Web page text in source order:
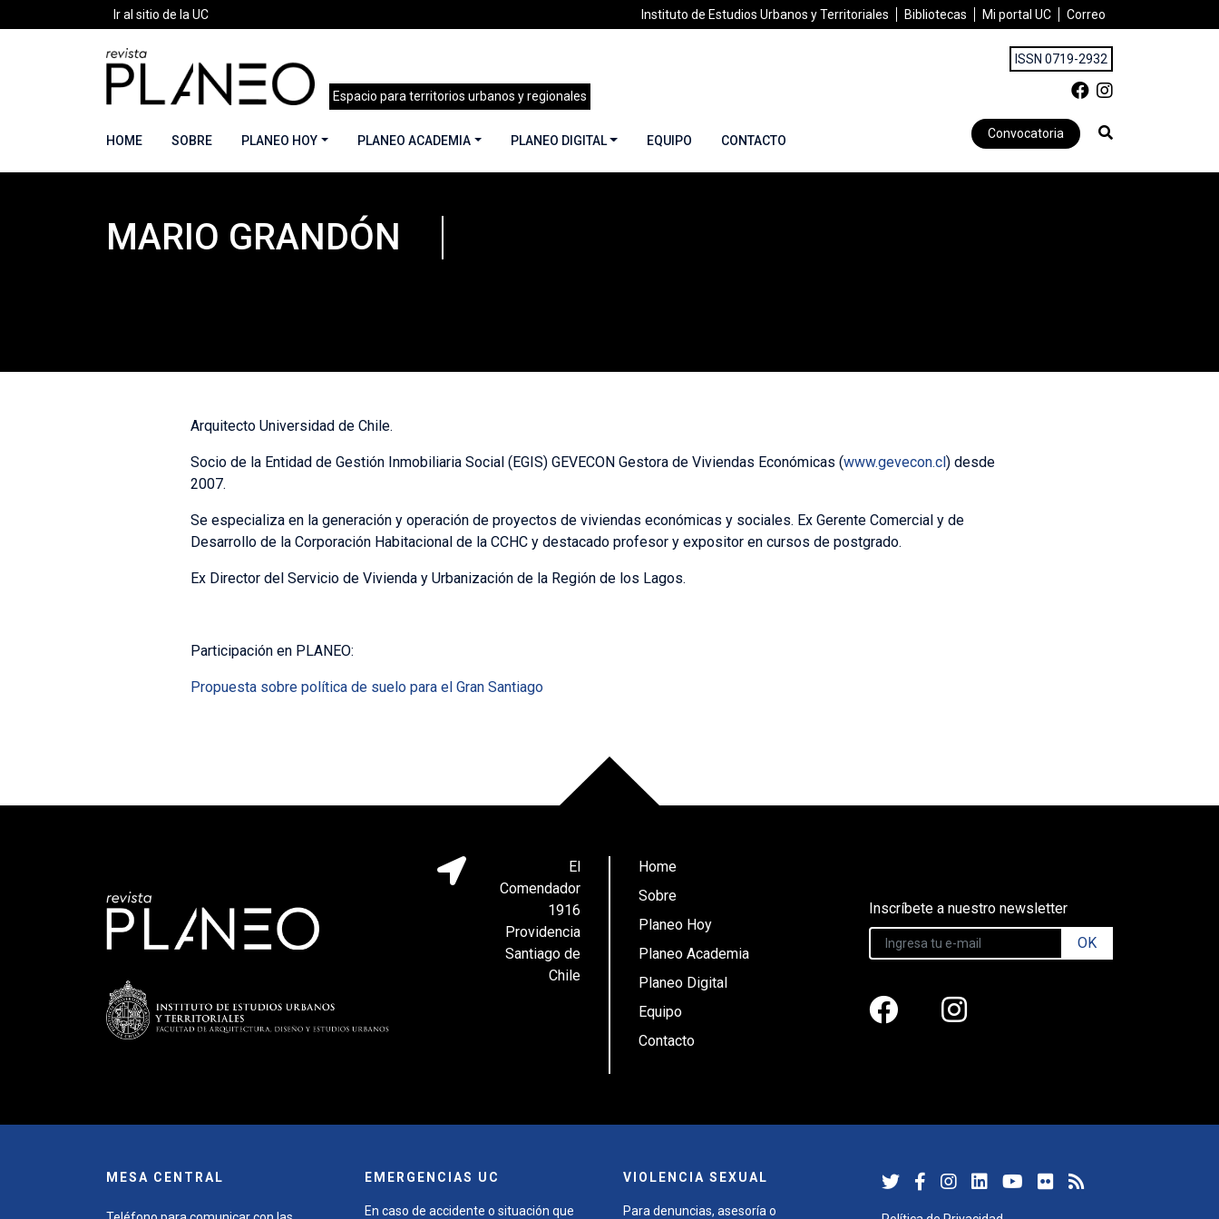
Ir al sitio de la UC Instituto de Estudios Urbanos y Territoriales Bibliotecas Mi portal UC Correo
Espacio para territorios urbanos y regionales
ISSN 0719-2932
HOME SOBRE PLANEO HOY PLANEO ACADEMIA PLANEO DIGITAL EQUIPO CONTACTO Convocatoria
Portada »Planeo Hoy»COLABORADORES » Mario Grandón
MARIO GRANDÓN
Arquitecto Universidad de Chile.
Socio de la Entidad de Gestión Inmobiliaria Social (EGIS) GEVECON Gestora de Viviendas Económicas (www.gevecon.cl) desde
2007.
Se especializa en la generación y operación de proyectos de viviendas económicas y sociales. Ex Gerente Comercial y de
Desarrollo de la Corporación Habitacional de la CCHC y destacado profesor y expositor en cursos de postgrado.
Ex Director del Servicio de Vivienda y Urbanización de la Región de los Lagos.
Participación en PLANEO:
Propuesta sobre política de suelo para el Gran Santiago
El
Comendador
1916
Providencia
Santiago de
Chile
Home
Sobre
Planeo Hoy
Planeo Academia
Planeo Digital
Equipo
Contacto
Inscríbete a nuestro newsletter
OK
MESA CENTRAL EMERGENCIAS UC
En caso de accidente o situación que
VIOLENCIA SEXUAL
Para denuncias, asesoría o